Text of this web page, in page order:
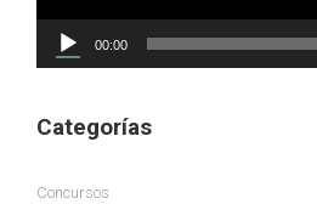
00:00
Categorías
Concursos